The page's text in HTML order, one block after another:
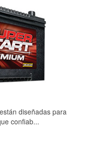
diseñadas para
confiab...